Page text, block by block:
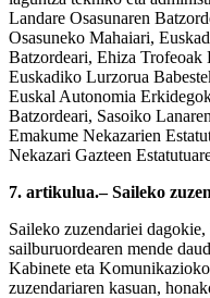
Landare Osasunaren
Osasuneko Mahaiari,
Batzordeari, Ehiza Trofeoak
Euskadiko Lurzorua
Euskal Autonomia
Batzordeari, Sasoiko
Emakume Nekazarien
Nekazari Gazteen
7. artikulua.– Saileko
Saileko zuzendariei
sailburuordearen mende
Kabinete eta
zuzendariaren kasuan,